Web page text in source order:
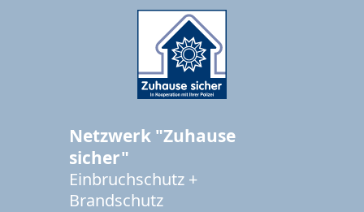
Netzwerk "Zuhause
sicher"
Einbruchschutz +
Brandschutz